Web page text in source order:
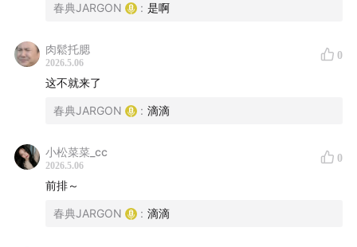
春典JARGON : 是啊
肉鬆托腮
2026.5.06
0
这不就来了
春典JARGON : 滴滴
小松菜菜_cc
2026.5.06
0
前排～
春典JARGON : 滴滴